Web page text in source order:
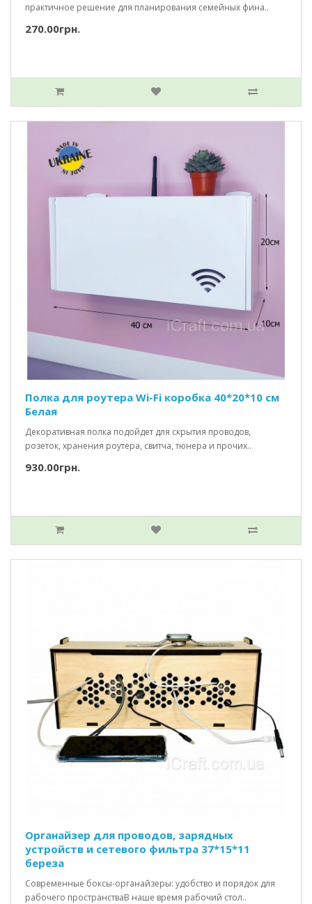
практичное решение для планирования семейных фина..
270.00грн.
Полка для роутера Wi-Fi коробка 40*20*10 см
Белая
Декоративная полка подойдет для скрытия проводов,
розеток, хранения роутера, свитча, тюнера и прочих..
930.00грн.
Органайзер для проводов, зарядных
устройств и сетевого фильтра 37*15*11
береза
Современные боксы-органайзеры: удобство и порядок для
рабочего пространстваВ наше время рабочий стол..